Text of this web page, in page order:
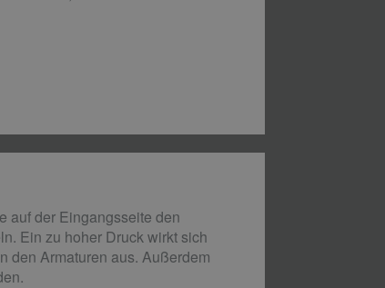
auf der Eingangsseite den
Ein zu hoher Druck wirkt sich
den Armaturen aus. Außerdem